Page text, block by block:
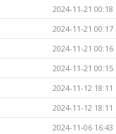
2024-11-21 00:18
2024-11-21 00:17
2024-11-21 00:16
2024-11-21 00:15
2024-11-12 18:11
2024-11-12 18:11
2024-11-06 16:43